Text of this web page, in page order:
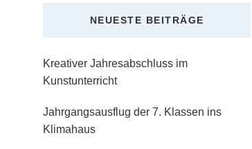
NEUESTE BEITRÄGE
Kreativer Jahresabschluss im
Kunstunterricht
Jahrgangsausflug der 7. Klassen ins
Klimahaus